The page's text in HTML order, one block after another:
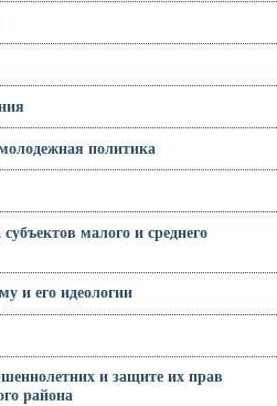
политика
малого и среднего
и его идеологии
и защите их прав
района